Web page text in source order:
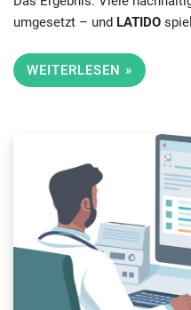
umgesetzt – und LATIDO
WEITERLESEN »